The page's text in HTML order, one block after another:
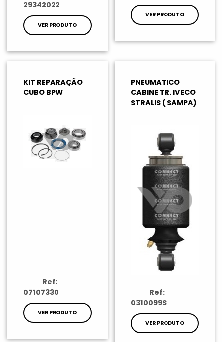
29342022
VER PRODUTO
VER PRODUTO
KIT REPARAÇÃO
CUBO BPW
Ref:
07107330
VER PRODUTO
PNEUMATICO
CABINE TR. IVECO
STRALIS ( SAMPA)
Ref:
0310099S
VER PRODUTO